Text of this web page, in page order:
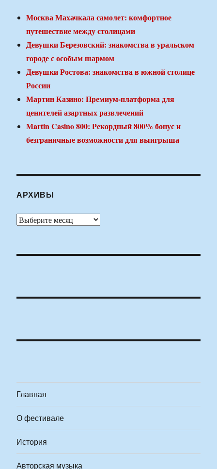
Москва Махачкала самолет: комфортное
путешествие между столицами
Девушки Березовский: знакомства в уральском
городе с особым шармом
Девушки Ростова: знакомства в южной столице
России
Мартин Казино: Премиум-платформа для
ценителей азартных развлечений
Martin Casino 800: Рекордный 800% бонус и
безграничные возможности для выигрыша
АРХИВЫ
Архивы
Главная
О фестивале
История
Авторская музыка